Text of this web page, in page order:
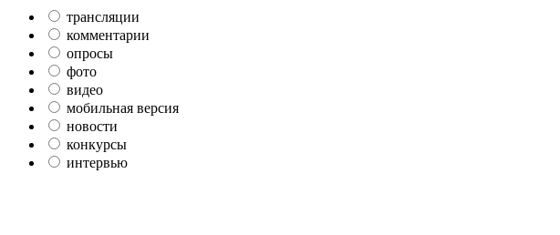
трансляции
комментарии
опросы
фото
видео
мобильная версия
новости
конкурсы
интервью